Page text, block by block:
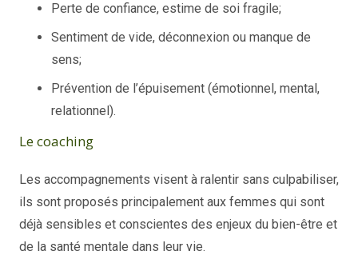
Perte de confiance, estime de soi fragile;
Sentiment de vide, déconnexion ou manque de
sens;
Prévention de l’épuisement (émotionnel, mental,
relationnel).
Le coaching
Les accompagnements visent à ralentir sans culpabiliser,
ils sont proposés principalement aux femmes qui sont
déjà sensibles et conscientes des enjeux du bien-être et
de la santé mentale dans leur vie.